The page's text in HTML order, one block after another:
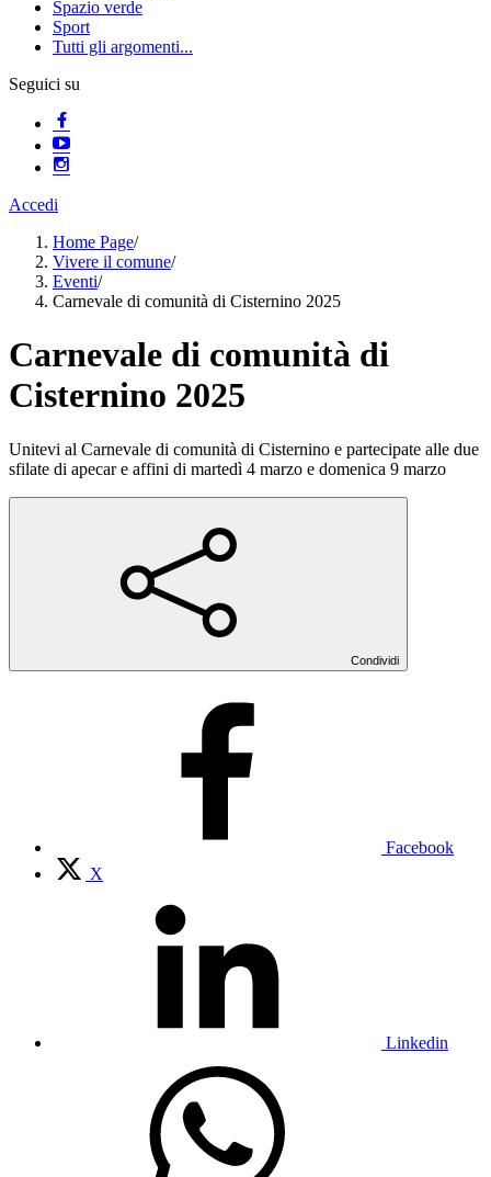
Spazio verde
Sport
Tutti gli argomenti...
Seguici su
Accedi
Home Page/
Vivere il comune/
Eventi/
Carnevale di comunità di Cisternino 2025
Carnevale di comunità di
Cisternino 2025
Unitevi al Carnevale di comunità di Cisternino e partecipate alle due
sfilate di apecar e affini di martedì 4 marzo e domenica 9 marzo
Condividi
Facebook
X
Linkedin